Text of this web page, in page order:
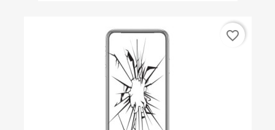
favorite_border